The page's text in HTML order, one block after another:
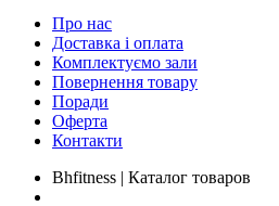
Про нас
Доставка і оплата
Комплектуємо зали
Повернення товару
Поради
Оферта
Контакти
Bhfitness | Каталог товаров